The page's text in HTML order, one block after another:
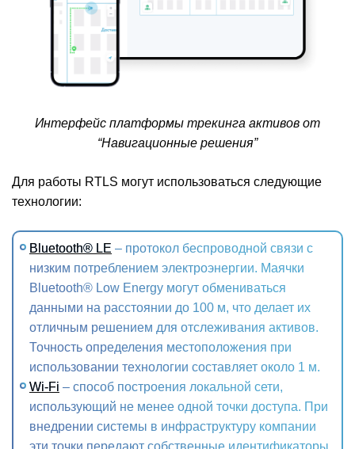
Интерфейс платформы трекинга активов от
“Навигационные решения”
Для работы RTLS могут использоваться следующие
технологии:
Bluetooth® LE – протокол беспроводной связи с
низким потреблением электроэнергии. Маячки
Bluetooth® Low Energy могут обмениваться
данными на расстоянии до 100 м, что делает их
отличным решением для отслеживания активов.
Точность определения местоположения при
использовании технологии составляет около 1 м.
Wi-Fi – способ построения локальной сети,
использующий не менее одной точки доступа. При
внедрении системы в инфраструктуру компании
эти точки передают собственные идентификаторы